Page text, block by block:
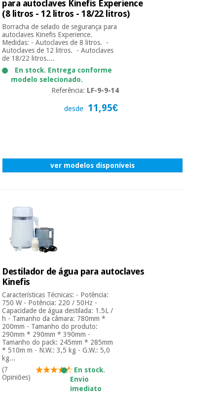
para autoclaves Kinefis Experience
(8 litros - 12 litros - 18/22 litros)
Borracha de selado de segurança para
autoclaves Kinefis Experience.
Medidas: - Autoclaves de 8 litros. -
Autoclaves de 12 litros. - Autoclaves
de 18/22 litros....
En stock. Entrega conforme
modelo selecionado.
Referência: LF-9-9-14
desde 11,95€
ver modelos disponíveis
Destilador de água para autoclaves
Kinefis
Características Técnicas: - Potência:
750 W - Potência: 220 / 50Hz -
Capacidade de água destilada: 1.5L /
h - Tamanho da câmara: 780mm *
200mm - Tamanho do produto:
290mm * 290mm * 390mm -
Tamanho do pack: 245mm * 285mm
* 510m m - N.W.: 3,5 kg - G.W.: 5,0
kg...
(7
Opiniões)
En stock.
Envio
imediato